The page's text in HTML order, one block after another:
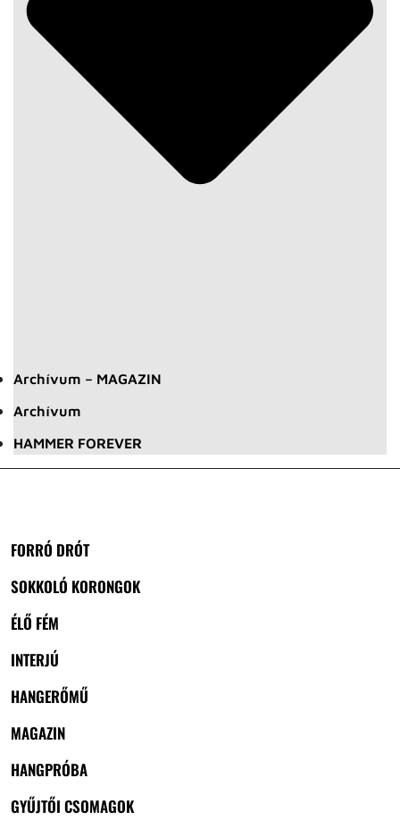
Archívum – MAGAZIN
Archívum
HAMMER FOREVER
FORRÓ DRÓT
SOKKOLÓ KORONGOK
ÉLŐ FÉM
INTERJÚ
HANGERŐMŰ
MAGAZIN
HANGPRÓBA
GYŰJTŐI CSOMAGOK